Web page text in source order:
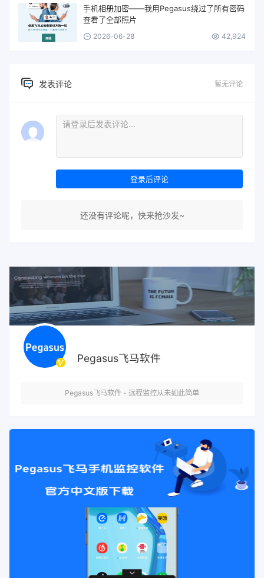
手机相册加密——我用Pegasus绕过了所有密码
查看了全部照片
2026-06-28 42,924
发表评论 暂无评论
登录后评论
还没有评论呢，快来抢沙发~
Pegasus飞马软件
Pegasus飞马软件 - 远程监控从未如此简单